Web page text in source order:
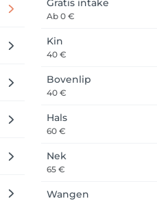
Gratis intake
Ab 0 €
Kin
40 €
Bovenlip
40 €
Hals
60 €
Nek
65 €
Wangen